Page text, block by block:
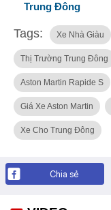
Trung Đông
Tags: Xe Nhà Giàu
Thị Trường Trung Đông
Aston Martin Rapide S
Giá Xe Aston Martin
Xe Cho Trung Đông
Chia sẻ